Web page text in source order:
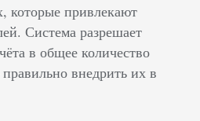
которые привлекают
Система разрешает
в общее количество
внедрить их в